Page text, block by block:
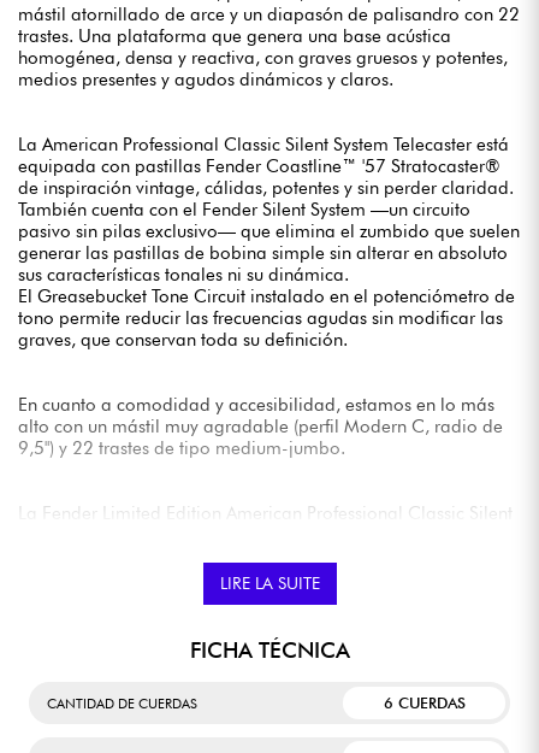
mástil atornillado de arce y un diapasón de palisandro con 22
trastes. Una plataforma que genera una base acústica
homogénea, densa y reactiva, con graves gruesos y potentes,
medios presentes y agudos dinámicos y claros.
La American Professional Classic Silent System Telecaster está
equipada con pastillas Fender Coastline™ '57 Stratocaster®
de inspiración vintage, cálidas, potentes y sin perder claridad.
También cuenta con el Fender Silent System —un circuito
pasivo sin pilas exclusivo— que elimina el zumbido que suelen
generar las pastillas de bobina simple sin alterar en absoluto
sus características tonales ni su dinámica.
El Greasebucket Tone Circuit instalado en el potenciómetro de
tono permite reducir las frecuencias agudas sin modificar las
graves, que conservan toda su definición.
En cuanto a comodidad y accesibilidad, estamos en lo más
alto con un mástil muy agradable (perfil Modern C, radio de
9,5") y 22 trastes de tipo medium-jumbo.
La Fender Limited Edition American Professional Classic Silent
Se vende con funda FenderLIRE LA SUITE
FICHA TÉCNICA
CANTIDAD DE CUERDAS 6 CUERDAS